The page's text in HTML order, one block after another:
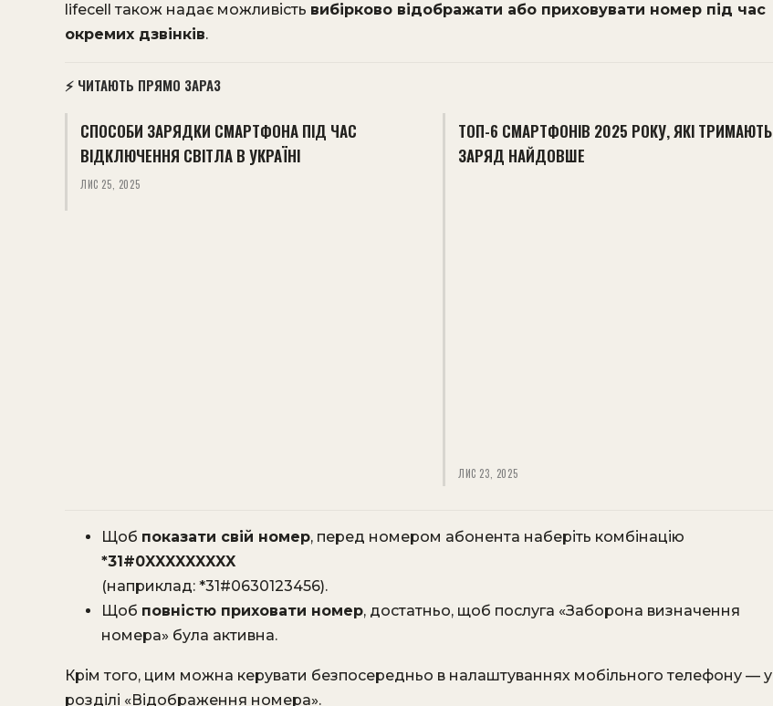
lifecell також надає можливість вибірково відображати або приховувати номер під час
окремих дзвінків.
⚡ ЧИТАЮТЬ ПРЯМО ЗАРАЗ
СПОСОБИ ЗАРЯДКИ СМАРТФОНА ПІД ЧАС
ВІДКЛЮЧЕННЯ СВІТЛА В УКРАЇНІ
ЛИС 25, 2025
ТОП-6 СМАРТФОНІВ 2025 РОКУ, ЯКІ ТРИМАЮТЬ
ЗАРЯД НАЙДОВШЕ
ЛИС 23, 2025
Щоб показати свій номер, перед номером абонента наберіть комбінацію
*31#0XXXXXXXXX
(наприклад: *31#0630123456).
Щоб повністю приховати номер, достатньо, щоб послуга «Заборона визначення
номера» була активна.
Крім того, цим можна керувати безпосередньо в налаштуваннях мобільного телефону — у
розділі «Відображення номера».